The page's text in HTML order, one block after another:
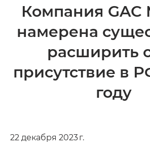
Компания GAC
намерена
расширить
присутствие в
году
22 декабря 2023 г.